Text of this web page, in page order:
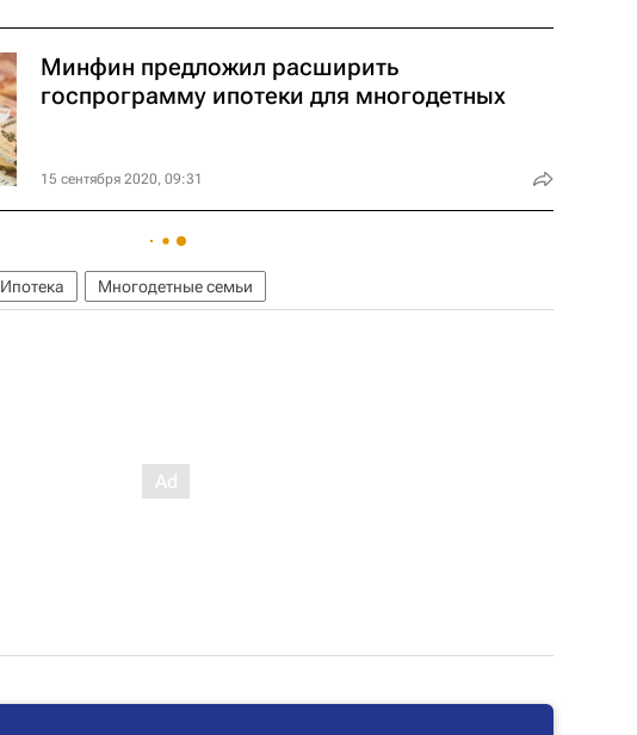
Минфин предложил расширить
госпрограмму ипотеки для многодетных
15 сентября 2020, 09:31
Ипотека Многодетные семьи